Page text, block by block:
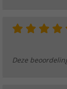
Deze